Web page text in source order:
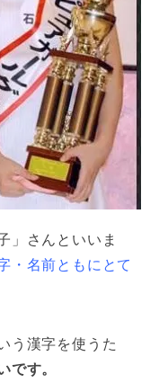
」さんといいま
・名前ともにとて
う漢字を使うた
です。